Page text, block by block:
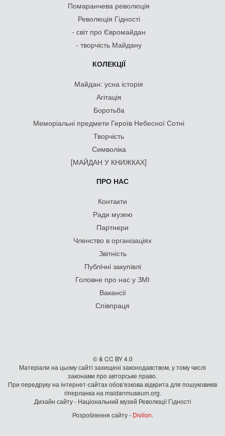
Помаранчева революція
Революція Гідності
- світ про Євромайдан
- творчість Майдану
КОЛЕКЦІЇ
Майдан: усна історія
Агітація
Боротьба
Меморіальні предмети Героїв Небесної Сотні
Творчість
Символіка
[МАЙДАН У КНИЖКАХ]
ПРО НАС
Контакти
Ради музею
Партнери
Членство в організаціях
Звітність
Публічні закупівлі
Головне про нас у ЗМІ
Вакансії
Співпраця
© & CC BY 4.0
Матеріали на цьому сайті захищені законодавством, у тому числі
законами про авторське право.
При передруку на iнтернет-сайтах обов’язкова відкрита для пошуковиків
гiперланка на maidanmuseum.org.
Дизайн сайту - Національний музей Революції Гідності
Розроблення сайту - Divilon.